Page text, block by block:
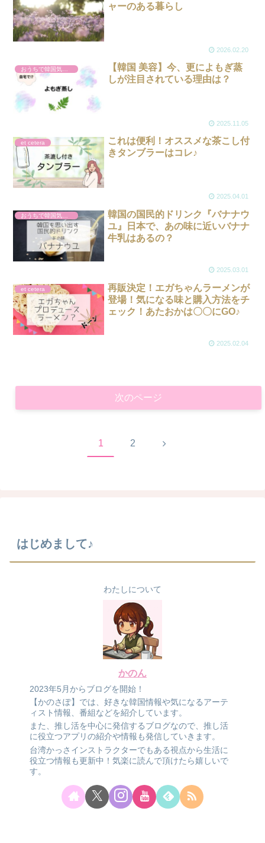
ャーのある暮らし
2026.02.20
おうちで韓国気分。
【韓国 美容】今、更によもぎ蒸
しが注目されている理由は？
2025.11.05
et cetera
これは便利！オススメな茶こし付
きタンブラーはコレ♪
2025.04.01
おうちで韓国気分。
韓国の国民的ドリンク『バナナウ
ユ』日本で、あの味に近いバナナ
牛乳はあるの？
2025.03.01
et cetera
再販決定！エガちゃんラーメンが
登場！気になる味と購入方法をチ
ェック！あたおかは〇〇にGO♪
2025.02.04
次のページ
1 2 次
はじめまして♪
わたしについて
かのん
2023年5月からブログを開始！
【かのさぽ】では、好きな韓国情報や気になるアーテ
ィスト情報、番組などを紹介しています。
また、推し活を中心に発信するブログなので、推し活
に役立つアプリの紹介や情報も発信していきます。
台湾かっさインストラクターでもある視点から生活に
役立つ情報も更新中！気楽に読んで頂けたら嬉しいで
す。